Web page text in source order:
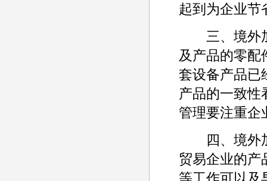
起到为企业节
三、境外加
及产品的零配
套设备产品已
产品的一致性
管理要注重企
四、境外加
贸易企业的产
等工作可以及